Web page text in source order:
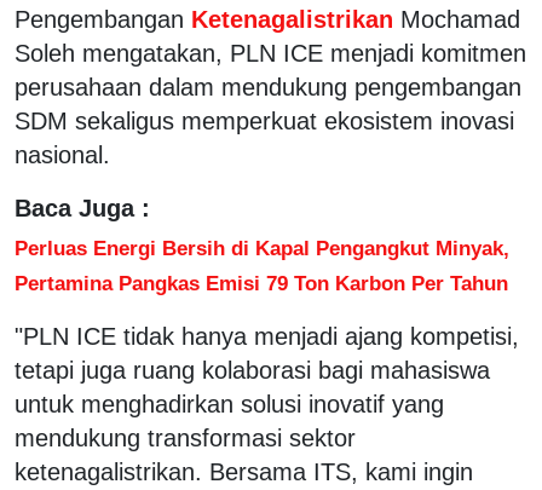
Pengembangan Ketenagalistrikan Mochamad
Soleh mengatakan, PLN ICE menjadi komitmen
perusahaan dalam mendukung pengembangan
SDM sekaligus memperkuat ekosistem inovasi
nasional.
Baca Juga :
Perluas Energi Bersih di Kapal Pengangkut Minyak,
Pertamina Pangkas Emisi 79 Ton Karbon Per Tahun
"PLN ICE tidak hanya menjadi ajang kompetisi,
tetapi juga ruang kolaborasi bagi mahasiswa
untuk menghadirkan solusi inovatif yang
mendukung transformasi sektor
ketenagalistrikan. Bersama ITS, kami ingin